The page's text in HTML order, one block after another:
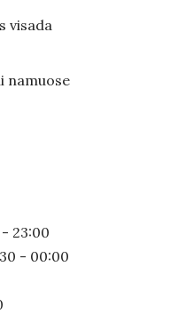
visada
namuose
23:00
- 00:00